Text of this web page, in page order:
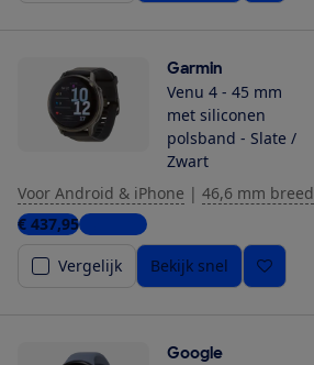
Garmin
Venu 4 - 45 mm
met siliconen
polsband - Slate /
Zwart
Voor Android & iPhone | 46,6 mm breed
€ 437,959 winkels
Vergelijk
Bekijk snel
Google